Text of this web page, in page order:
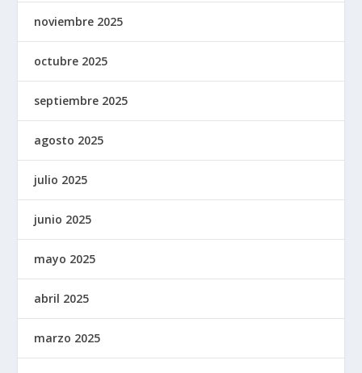
noviembre 2025
octubre 2025
septiembre 2025
agosto 2025
julio 2025
junio 2025
mayo 2025
abril 2025
marzo 2025